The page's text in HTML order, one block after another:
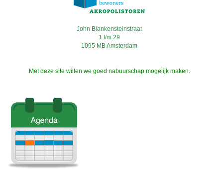
John Blankensteinstraat
1 t/m 29
1095 MB Amsterdam
Met deze site willen we goed nabuurschap mogelijk maken.